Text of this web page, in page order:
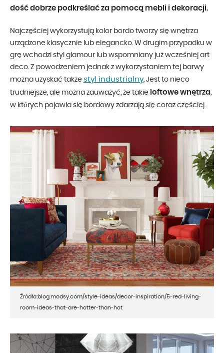
dość dobrze podkreślać za pomocą mebli i dekoracji.
Najczęściej wykorzystują kolor bordo tworzy się wnętrza
urządzone klasycznie lub elegancko. W drugim przypadku w
grę wchodzi styl glamour lub wspomniany już wcześniej art
deco. Z powodzeniem jednak z wykorzystaniem tej barwy
można uzyskać także styl industrialny. Jest to nieco
trudniejsze, ale można zauważyć, że takie loftowe wnętrza,
w których pojawia się bordowy zdarzają się coraz częściej.
Źródło:blog.modsy.com/style-ideas/decor-inspiration/5-red-living-
room-ideas-that-are-hotter-than-hot